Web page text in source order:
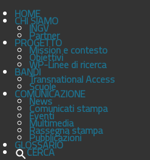
HOME
CHI SIAMO
INGV
Partner
PROGETTO
Mission e contesto
Obiettivi
WP-Linee di ricerca
BANDITransnational Access
Scuole
COMUNICAZIONE
News
Comunicati stampa
Eventi
Multimedia
Rassegna stampa
Pubblicazioni
GLOSSARIO
CERCA